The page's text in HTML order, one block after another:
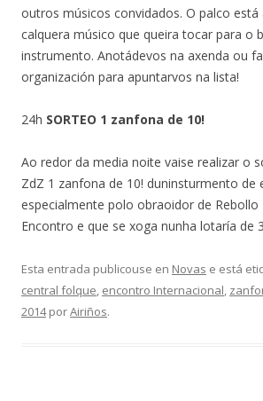
outros músicos convidados. O palco está
calquera músico que queira tocar para o
instrumento. Anotádevos na axenda ou
organización para apuntarvos na lista!
24h SORTEO 1 zanfona de 10!
Ao redor da media noite vaise realizar o
ZdZ 1 zanfona de 10! duninsturmento de
especialmente polo obraoidor de
Encontro e que se xoga nunha lotaría de
Esta entrada publicouse en Novas e está
central folque, encontro Internacional,
2014porAiriños.